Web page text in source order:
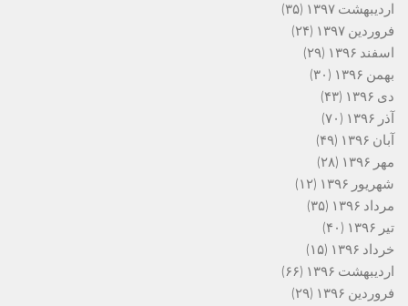
اردیبهشت ۱۳۹۷
(۳۵)
فروردین ۱۳۹۷
(۲۴)
اسفند ۱۳۹۶
(۲۹)
بهمن ۱۳۹۶
(۳۰)
دی ۱۳۹۶
(۴۳)
آذر ۱۳۹۶
(۷۰)
آبان ۱۳۹۶
(۴۹)
مهر ۱۳۹۶
(۲۸)
شهریور ۱۳۹۶
(۱۲)
مرداد ۱۳۹۶
(۳۵)
تیر ۱۳۹۶
(۴۰)
خرداد ۱۳۹۶
(۱۵)
اردیبهشت ۱۳۹۶
(۶۶)
فروردین ۱۳۹۶
(۲۹)